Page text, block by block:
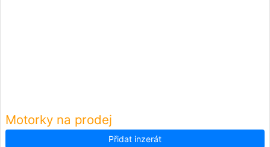
Motorky na prodej
Přidat inzerát